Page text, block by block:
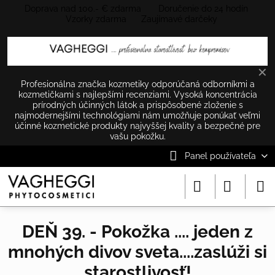
✕
Profesionálna značka kozmetiky odporúčaná odborníkmi a
kozmetičkami s najlepšími recenziami. Vysoká koncentrácia
prírodných účinných látok a prispôsobené zloženie s
najmodernejšími technológiami nám umožňuje ponúkať veľmi
účinné kozmetické produkty najvyššej kvality a bezpečné pre
vašu pokožku.
Panel používateľa
DEŇ 39. - Pokožka .... jeden z
mnohých divov sveta....zaslúži si